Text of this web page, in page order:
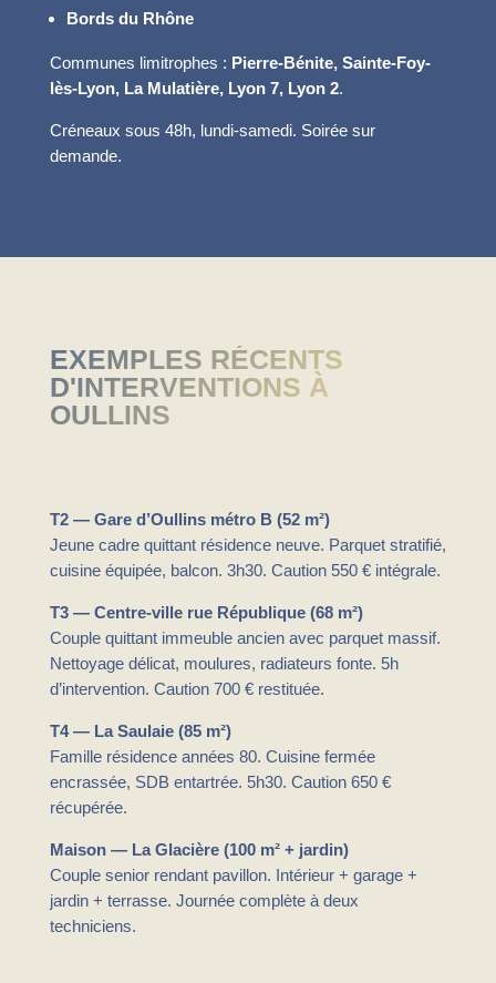
Bords du Rhône
Communes limitrophes : Pierre-Bénite, Sainte-Foy-
lès-Lyon, La Mulatière, Lyon 7, Lyon 2.
Créneaux sous 48h, lundi-samedi. Soirée sur
demande.
EXEMPLES RÉCENTS
D'INTERVENTIONS À
OULLINS
T2 — Gare d’Oullins métro B (52 m²)
Jeune cadre quittant résidence neuve. Parquet stratifié,
cuisine équipée, balcon. 3h30. Caution 550 € intégrale.
T3 — Centre-ville rue République (68 m²)
Couple quittant immeuble ancien avec parquet massif.
Nettoyage délicat, moulures, radiateurs fonte. 5h
d’intervention. Caution 700 € restituée.
T4 — La Saulaie (85 m²)
Famille résidence années 80. Cuisine fermée
encrassée, SDB entartrée. 5h30. Caution 650 €
récupérée.
Maison — La Glacière (100 m² + jardin)
Couple senior rendant pavillon. Intérieur + garage +
jardin + terrasse. Journée complète à deux
techniciens.